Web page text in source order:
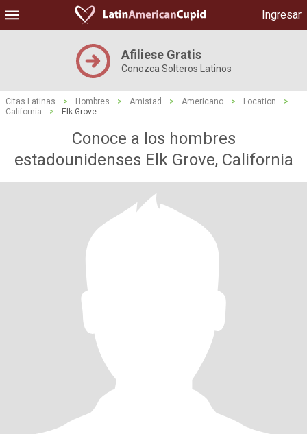
Ingresar
Afiliese Gratis
Conozca Solteros Latinos
Citas Latinas > Hombres > Amistad > Americano > Location
>
California
> Elk Grove
Conoce a los hombres
estadounidenses Elk Grove, California